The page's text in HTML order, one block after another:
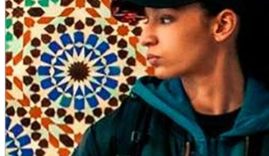
azken
emanaldia